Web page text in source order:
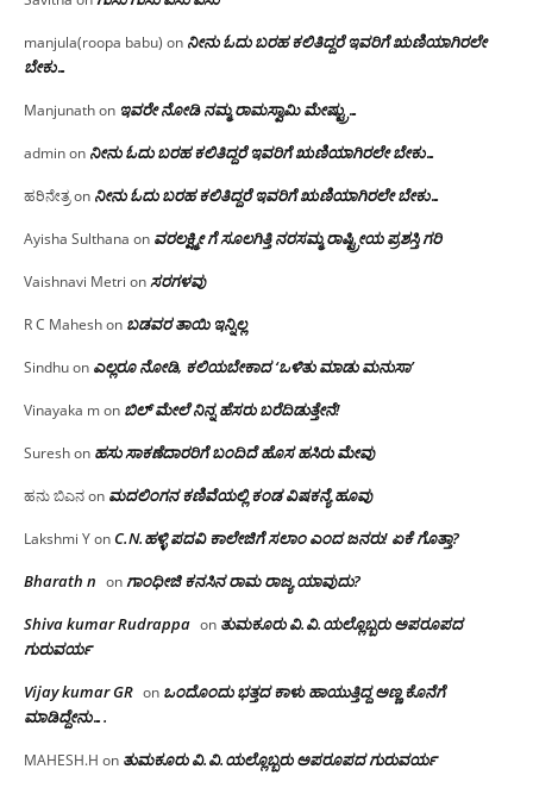
manjula(roopa babu) on ನೀನು ಓದು ಬರಹ ಕಲಿತಿದ್ದರೆ ಇವರಿಗೆ ಋಣಿಯಾಗಿರಲೇ
ಬೇಕು…
Manjunathon ಇವರೇ‌ ನೋಡಿ‌ ನಮ್ಮ‌ ರಾಮಸ್ವಾಮಿ ಮೇಷ್ಟ್ರು…
adminon ನೀನು ಓದು ಬರಹ ಕಲಿತಿದ್ದರೆ ಇವರಿಗೆ ಋಣಿಯಾಗಿರಲೇ ಬೇಕು…
ಹರಿನೇತ್ರon ನೀನು ಓದು ಬರಹ ಕಲಿತಿದ್ದರೆ ಇವರಿಗೆ ಋಣಿಯಾಗಿರಲೇ ಬೇಕು…
Ayisha Sulthana on ವರಲಕ್ಷ್ಮೀ ಗೆ ಸೂಲಗಿತ್ತಿ ನರಸಮ್ಮ‌ ರಾಷ್ಟ್ರೀಯ ಪ್ರಶಸ್ತಿ ಗರಿ
Vaishnavi Metri onಸರಗಳವು
R C Maheshon ಬಡವರ ತಾಯಿ ಇನ್ನಿಲ್ಲ
Sindhuon ಎಲ್ಲರೂ ನೋಡಿ, ಕಲಿಯಬೇಕಾದ ‘ಒಳಿತು ಮಾಡು ಮನುಸಾ’
Vinayaka mon ಬಿಲ್ ಮೇಲೆ ನಿನ್ನ ಹೆಸರು ಬರೆದಿಡುತ್ತೇನೆ!
Sureshon ಹಸು ಸಾಕಣೆದಾರರಿಗೆ ಬಂದಿದೆ ಹೊಸ ಹಸಿರು ಮೇವು
ಹನು ಬಿಎನon ಮದಲಿಂಗನ ಕಣಿವೆಯಲ್ಲಿ ಕಂಡ ವಿಷಕನ್ಯೆ ಹೂವು
Lakshmi YonC.N.ಹಳ್ಳಿ ಪದವಿ ಕಾಲೇಜಿಗೆ ಸಲಾಂ‌ ಎಂದ ಜನರು! ಏಕೆ ಗೊತ್ತಾ?
Bharath n onಗಾಂಧೀಜಿ ಕನಸಿನ ರಾಮ ರಾಜ್ಯ ಯಾವುದು?
Shiva kumar Rudrappa on ತುಮಕೂರು‌ ವಿ.ವಿ.ಯಲ್ಲೊಬ್ಬರು ಅಪರೂಪದ
ಗುರುವರ್ಯ
Vijay kumar GR on ಒಂದೊಂದು ಭತ್ತದ ಕಾಳು ಹಾಯುತ್ತಿದ್ದ ಅಣ್ಣ ಕೊನೆಗೆ
ಮಾಡಿದ್ದೇನು….
MAHESH.H on ತುಮಕೂರು‌ ವಿ.ವಿ.ಯಲ್ಲೊಬ್ಬರು ಅಪರೂಪದ ಗುರುವರ್ಯ